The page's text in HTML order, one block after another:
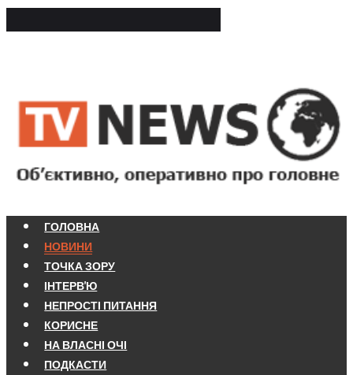
ГОЛОВНА
НОВИНИ
ТОЧКА ЗОРУ
ІНТЕРВ'Ю
НЕПРОСТІ ПИТАННЯ
КОРИСНЕ
НА ВЛАСНІ ОЧІ
ПОДКАСТИ